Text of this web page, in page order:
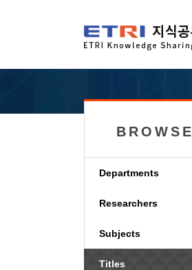
BROWSE
Departments
Researchers
Subjects
Titles